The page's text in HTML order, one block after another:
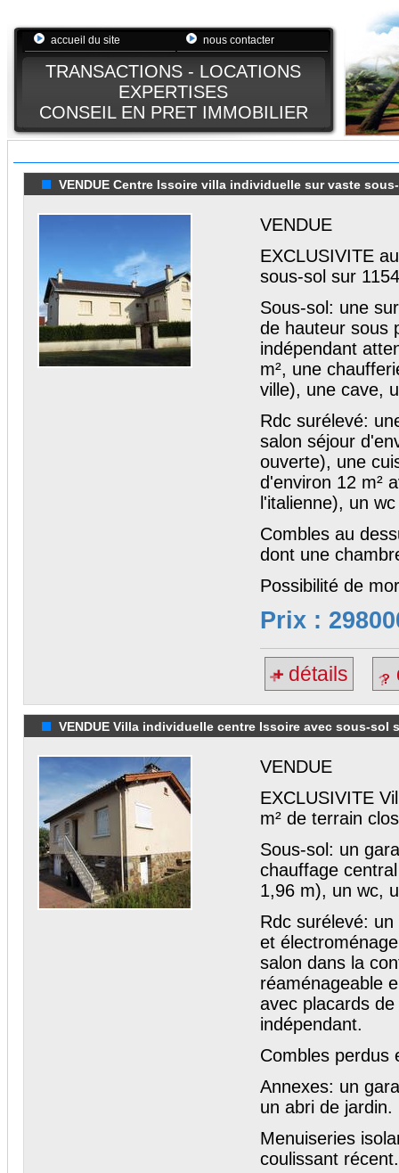
accueil du site nous contacter
TRANSACTIONS - LOCATIONS
EXPERTISES
CONSEIL EN PRET IMMOBILIER
VENDUE Centre Issoire villa individuelle sur vaste
VENDUE
EXCLUSIVITE
sous-sol sur
Sous-sol: une
de hauteur sous
indépendant
m², une
ville), une cave,
Rdc surélevé:
salon séjour
ouverte), une
d'environ 12 m²
l'italienne), un wc
Combles au
dont une
Possibilité de
Prix :
détails
VENDUE Villa individuelle centre Issoire avec sous-sol
VENDUE
EXCLUSIVITE
m² de terrain
Sous-sol: un
chauffage
1,96 m), un wc,
Rdc surélevé:
et
salon dans la
réaménageable
avec placards
indépendant.
Combles perdus
Annexes: un
un abri de jardin.
Menuiseries
coulissant